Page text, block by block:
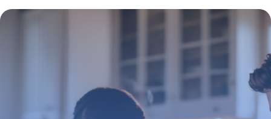
2026